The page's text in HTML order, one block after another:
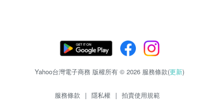
Yahoo台灣電子商務 版權所有 © 2026 服務條款(更新)
服務條款 | 隱私權 | 拍賣使用規範